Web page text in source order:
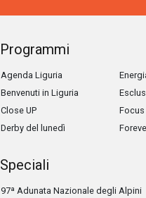
Programmi
Agenda Liguria
Benvenuti in Liguria
Close UP
Derby del lunedì
Focus
Speciali
97ª Adunata Nazionale degli Alpini